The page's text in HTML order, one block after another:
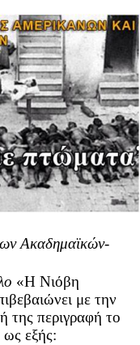
Ακαδημαϊκών-
«Η Νιόβη
με την
της περιγραφή το
ως εξής: